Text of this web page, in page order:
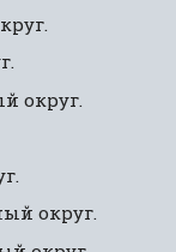
округ.
округ.